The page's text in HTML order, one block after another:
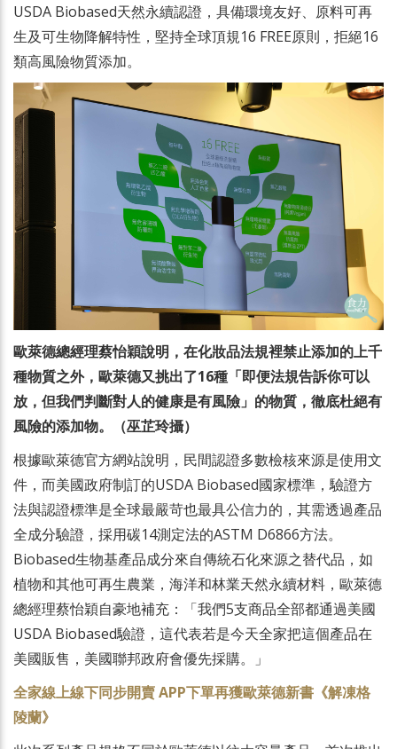
USDA Biobased天然永續認證，具備環境友好、原料可再
生及可生物降解特性，堅持全球頂規16 FREE原則，拒絕16
類高風險物質添加。
歐萊德總經理蔡怡穎說明，在化妝品法規裡禁止添加的上千
種物質之外，歐萊德又挑出了16種「即便法規告訴你可以
放，但我們判斷對人的健康是有風險」的物質，徹底杜絕有
風險的添加物。（巫芷玲攝）
根據歐萊德官方網站說明，民間認證多數檢核來源是使用文
件，而美國政府制訂的USDA Biobased國家標準，驗證方
法與認證標準是全球最嚴苛也最具公信力的，其需透過產品
全成分驗證，採用碳14測定法的ASTM D6866方法。
Biobased生物基產品成分來自傳統石化來源之替代品，如
植物和其他可再生農業，海洋和林業天然永續材料，歐萊德
總經理蔡怡穎自豪地補充：「我們5支商品全部都通過美國
USDA Biobased驗證，這代表若是今天全家把這個產品在
美國販售，美國聯邦政府會優先採購。」
全家線上線下同步開賣 APP下單再獲歐萊德新書《解凍格
陵蘭》